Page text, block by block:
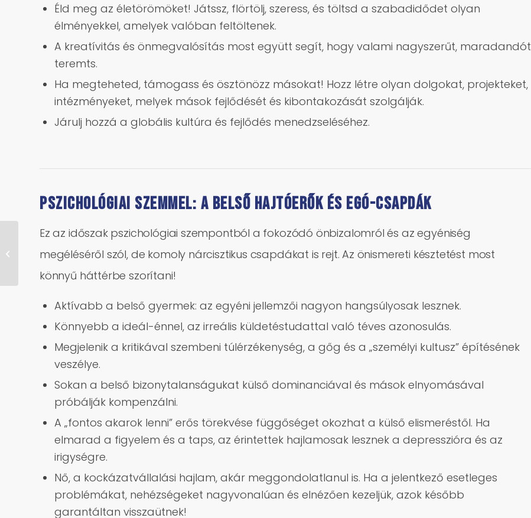
Éld meg az életörömöket! Játssz, flörtölj, szeress, és töltsd a szabadidődet olyan
élményekkel, amelyek valóban feltöltenek.
A kreatívitás és önmegvalósítás most együtt segít, hogy valami nagyszerűt, maradandót
teremts.
Ha megteheted, támogass és ösztönözz másokat! Hozz létre olyan dolgokat, projekteket,
intézményeket, melyek mások fejlődését és kibontakozását szolgálják.
Járulj hozzá a globális kultúra és fejlődés menedzseléséhez.
Pszichológiai szemmel: A belső hajtóerők és egó-csapdák
Ez az időszak pszichológiai szempontból a fokozódó önbizalomról és az egyéniség
megéléséről szól, de komoly nárcisztikus csapdákat is rejt. Az önismereti késztetést most
könnyű háttérbe szorítani!
Aktívabb a belső gyermek: az egyéni jellemzői nagyon hangsúlyosak lesznek.
Könnyebb a ideál-énnel, az irreális küldetéstudattal való téves azonosulás.
Megjelenik a kritikával szembeni túlérzékenység, a gőg és a „személyi kultusz” építésének
veszélye.
Sokan a belső bizonytalanságukat külső dominanciával és mások elnyomásával
próbálják kompenzálni.
A „fontos akarok lenni” erős törekvése függőséget okozhat a külső elismeréstől. Ha
elmarad a figyelem és a taps, az érintettek hajlamosak lesznek a depresszióra és az
irigységre.
Nő, a kockázatvállalási hajlam, akár meggondolatlanul is. Ha a jelentkező esetleges
problémákat, nehézségeket nagyvonalúan és elnézően kezeljük, azok később
garantáltan visszaütnek!
Jupiter a Bak
csillagjegyben